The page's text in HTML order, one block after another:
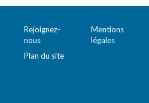
Rejoignez-
nous
Mentions
légales
Plan du site